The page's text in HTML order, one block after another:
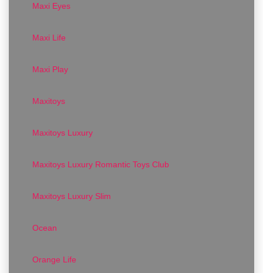
Maxi Eyes
Maxi Life
Maxi Play
Maxitoys
Maxitoys Luxury
Maxitoys Luxury Romantic Toys Club
Maxitoys Luxury Slim
Ocean
Orange Life